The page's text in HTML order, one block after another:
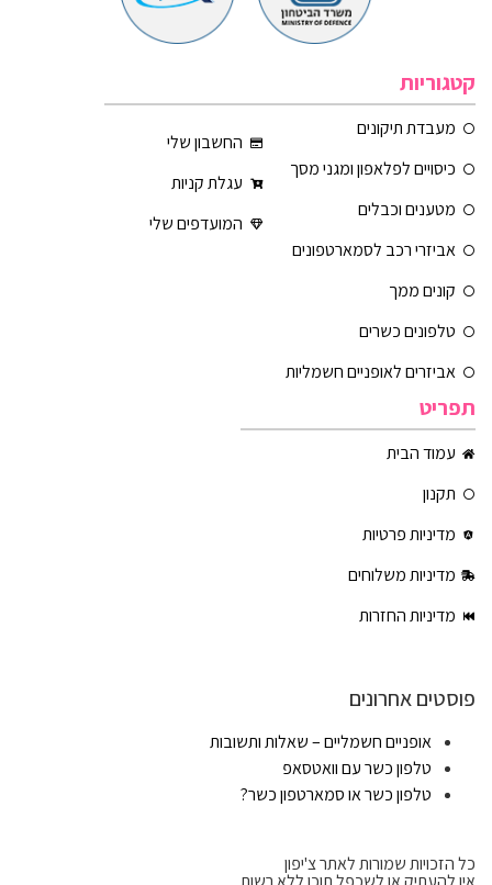
קטגוריות
מעבדת תיקונים
כיסויים לפלאפון ומגני מסך
מטענים וכבלים
אביזרי רכב לסמארטפונים
קונים ממך
טלפונים כשרים
אביזרים לאופניים חשמליות
החשבון שלי
עגלת קניות
המועדפים שלי
תפריט
עמוד הבית
תקנון
מדיניות פרטיות
מדיניות משלוחים
מדיניות החזרות
פוסטים אחרונים
אופניים חשמליים – שאלות ותשובות
טלפון כשר עם וואטסאפ
טלפון כשר או סמארטפון כשר?
כל הזכויות שמורות לאתר צ'יפון